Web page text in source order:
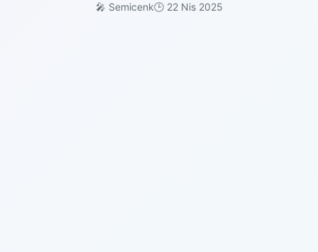
🎤 Semicenk🕒 22 Nis 2025